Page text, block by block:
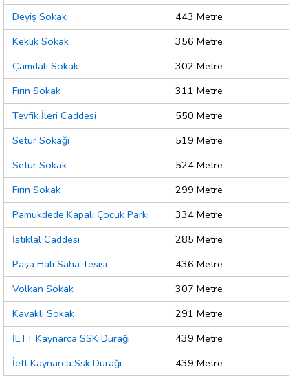
Deyiş Sokak
443 Metre
Keklik Sokak
356 Metre
Çamdalı Sokak
302 Metre
Fırın Sokak
311 Metre
Tevfik İleri Caddesi
550 Metre
Setür Sokağı
519 Metre
Setür Sokak
524 Metre
Fırın Sokak
299 Metre
Pamukdede Kapalı Çocuk Parkı
334 Metre
İstiklal Caddesi
285 Metre
Paşa Halı Saha Tesisi
436 Metre
Volkan Sokak
307 Metre
Kavaklı Sokak
291 Metre
İETT Kaynarca SSK Durağı
439 Metre
İett Kaynarca Ssk Durağı
439 Metre